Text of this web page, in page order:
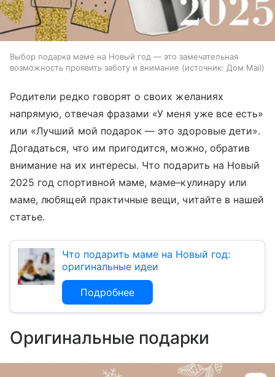
Выбор подарка маме на Новый год — это замечательная
возможность проявить заботу и внимание
источник: Дом Mail
Родители редко говорят о своих желаниях
напрямую, отвечая фразами «У меня уже все есть»
или «Лучший мой подарок — это здоровые дети».
Догадаться, что им пригодится, можно, обратив
внимание на их интересы. Что подарить на Новый
2025 год спортивной маме, маме–кулинару или
маме, любящей практичные вещи, читайте в нашей
статье.
Что подарить маме на Новый год:
оригинальные идеи
Подробнее
Оригинальные подарки